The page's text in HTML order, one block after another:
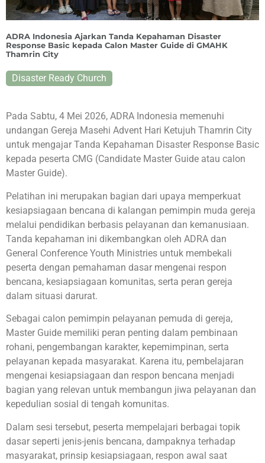
ADRA Indonesia Ajarkan Tanda Kepahaman Disaster
Response Basic kepada Calon Master Guide di GMAHK
Thamrin City
Disaster Ready Church
Pada Sabtu, 4 Mei 2026, ADRA Indonesia memenuhi
undangan Gereja Masehi Advent Hari Ketujuh Thamrin City
untuk mengajar Tanda Kepahaman Disaster Response Basic
kepada peserta CMG (Candidate Master Guide atau calon
Master Guide).
Pelatihan ini merupakan bagian dari upaya memperkuat
kesiapsiagaan bencana di kalangan pemimpin muda gereja
melalui pendidikan berbasis pelayanan dan kemanusiaan.
Tanda kepahaman ini dikembangkan oleh ADRA dan
General Conference Youth Ministries untuk membekali
peserta dengan pemahaman dasar mengenai respon
bencana, kesiapsiagaan komunitas, serta peran gereja
dalam situasi darurat.
Sebagai calon pemimpin pelayanan pemuda di gereja,
Master Guide memiliki peran penting dalam pembinaan
rohani, pengembangan karakter, kepemimpinan, serta
pelayanan kepada masyarakat. Karena itu, pembelajaran
mengenai kesiapsiagaan dan respon bencana menjadi
bagian yang relevan untuk membangun jiwa pelayanan dan
kepedulian sosial di tengah komunitas.
Dalam sesi tersebut, peserta mempelajari berbagai topik
dasar seperti jenis-jenis bencana, dampaknya terhadap
masyarakat, prinsip kesiapsiagaan, respon awal saat